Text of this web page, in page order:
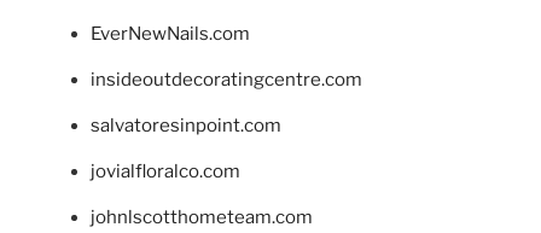
EverNewNails.com
insideoutdecoratingcentre.com
salvatoresinpoint.com
jovialfloralco.com
johnlscotthometeam.com